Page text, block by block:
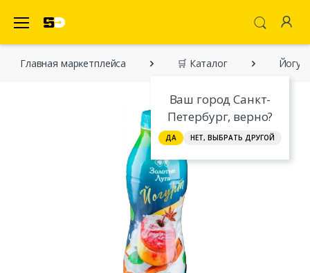
Ваш город Санкт-
Петербург, верно?
ДА НЕТ, ВЫБРАТЬ ДРУГОЙ
Главная марĸетплейса 🛒 Каталог